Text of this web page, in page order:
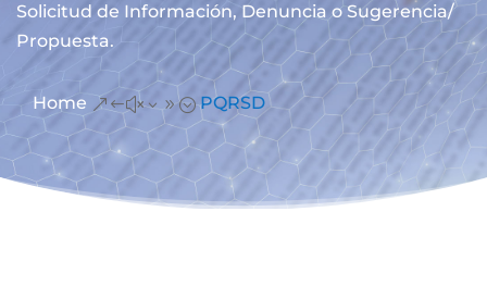
Solicitud de Información, Denuncia o Sugerencia/
Propuesta.
Home &#x39; PQRSD